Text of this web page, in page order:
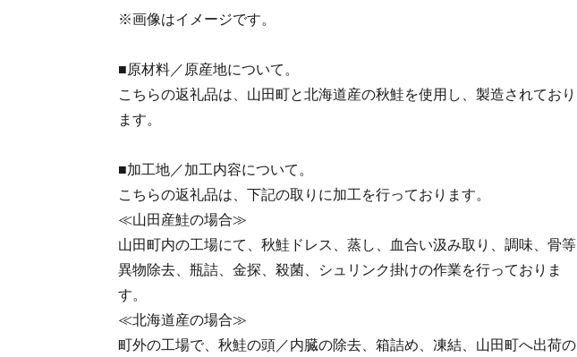
※画像はイメージです。
■原材料／原産地について。
こちらの返礼品は、山田町と北海道産の秋鮭を使用し、製造されており
ます。
■加工地／加工内容について。
こちらの返礼品は、下記の取りに加工を行っております。
≪山田産鮭の場合≫
山田町内の工場にて、秋鮭ドレス、蒸し、血合い汲み取り、調味、骨等
異物除去、瓶詰、金探、殺菌、シュリンク掛けの作業を行っておりま
す。
≪北海道産の場合≫
町外の工場で、秋鮭の頭／内臓の除去、箱詰め、凍結、山田町へ出荷の